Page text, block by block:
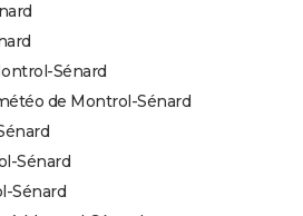
Sénard
de Montrol-Sénard
Sénard
Sénard